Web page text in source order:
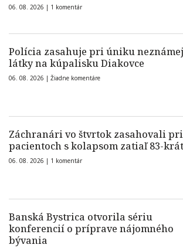
06. 08. 2026 | 1 komentár
Polícia zasahuje pri úniku neznámej
látky na kúpalisku Diakovce
06. 08. 2026 | Žiadne komentáre
Záchranári vo štvrtok zasahovali pri
pacientoch s kolapsom zatiaľ 83-krát
06. 08. 2026 | 1 komentár
Banská Bystrica otvorila sériu
konferencií o príprave nájomného
bývania